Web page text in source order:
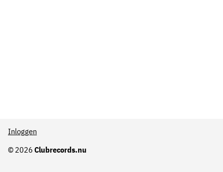
© 2026 Clubrecords.nu
Inloggen